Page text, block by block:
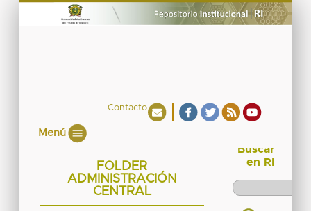
Contacto
Menú
FOLDER
ADMINISTRACIÓN
CENTRAL
Buscar
en RI